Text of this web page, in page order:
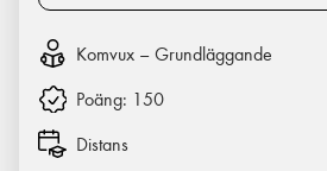
Komvux – Grundläggande
Poäng: 150
Distans